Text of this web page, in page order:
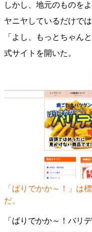
しかし、地元のものを
ヤニヤしているだけで
「よし、もっとちゃん
式サイトを開いた。
「ばりでかか～！」は
だ。
「ばりでかか～！バリ